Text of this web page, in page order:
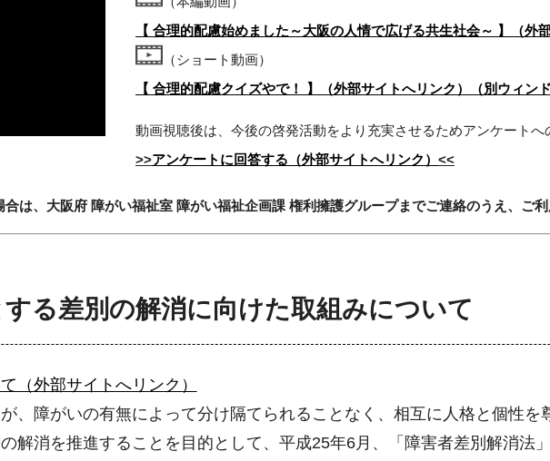
【 合理的配慮始めました～大阪の人情で広げる共生社会～ 】（外
（ショート動画）
【 合理的配慮クイズやで！ 】（外部サイトへリンク）（別ウィン
動画視聴後は、今後の啓発活動をより充実させるためアンケートへ
>>アンケートに回答する（外部サイトへリンク） <<
は、大阪府 障がい福祉室 障がい福祉企画課 権利擁護グループまでご連絡のうえ、ご利
る差別の解消に向けた取組みについて
（外部サイトへリンク）
、障がいの有無によって分け隔てられることなく、相互に人格と個性を
解消を推進することを目的として、平成25年6月、「障害者差別解消法